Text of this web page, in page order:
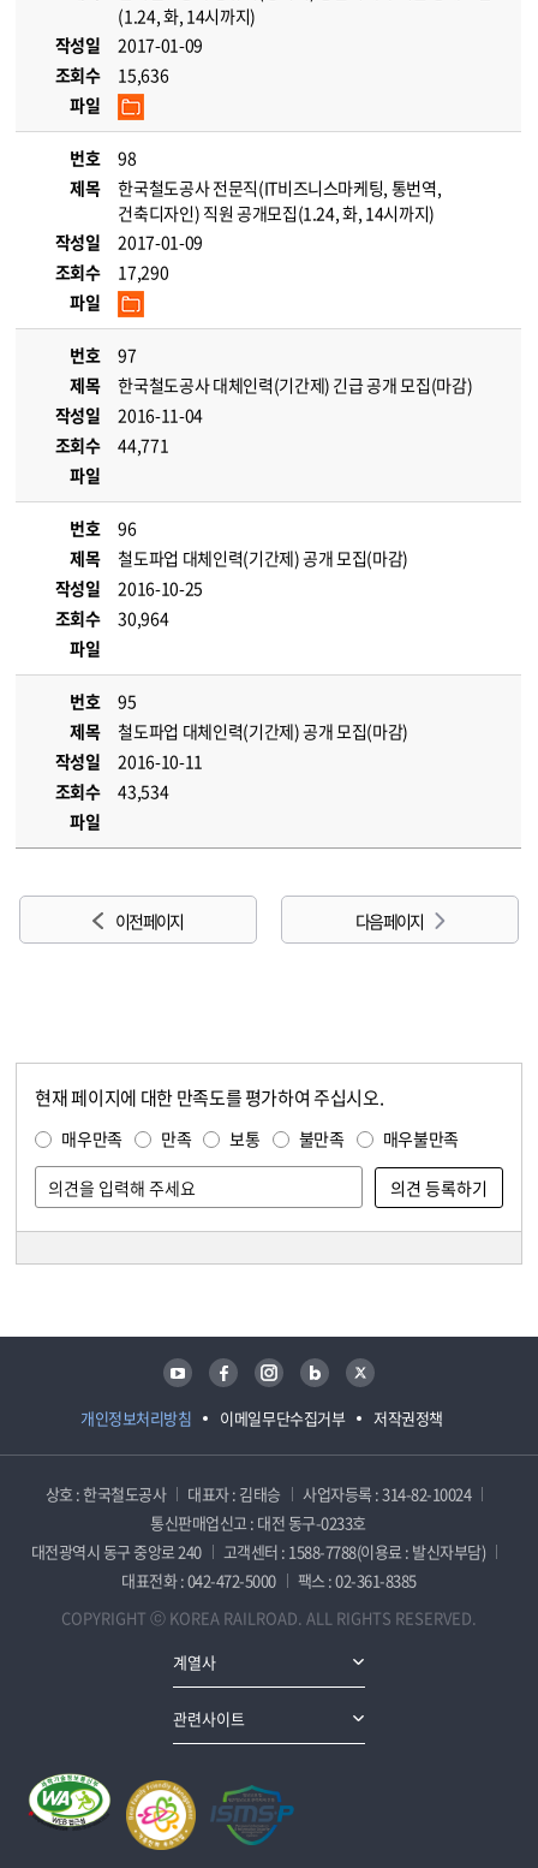
(1.24, 화, 14시까지)
작성일
2017-01-09
조회수
15,636
파일
번호
98
제목
한국철도공사 전문직(IT비즈니스마케팅, 통번역,
건축디자인) 직원 공개모집(1.24, 화, 14시까지)
작성일
2017-01-09
조회수
17,290
파일
번호
97
제목
한국철도공사 대체인력(기간제) 긴급 공개 모집(마감)
작성일
2016-11-04
조회수
44,771
파일
번호
96
제목
철도파업 대체인력(기간제) 공개 모집(마감)
작성일
2016-10-25
조회수
30,964
파일
번호
95
제목
철도파업 대체인력(기간제) 공개 모집(마감)
작성일
2016-10-11
조회수
43,534
파일
이전 페이지 다음 페이지
현재 페이지에 대한 만족도를 평가하여 주십시오.
매우만족 만족 보통 불만족 매우불만족
개인정보처리방침 이메일무단수집거부 저작권정책
유튜브 페이스북 인스타그램 블로그 트위터
상호 : 한국철도공사 대표자 : 김태승
사업자등록 : 314-82-10024
통신판매업신고 : 대전 동구-0233호
대전광역시 동구 중앙로 240
고객센터 : 1588-7788(이용료 : 발신자부담)
대표전화 : 042-472-5000
팩스 : 02-361-8385
COPYRIGHT ⓒ KOREA RAILROAD. ALL RIGHTS RESERVED.
계열사
관련사이트